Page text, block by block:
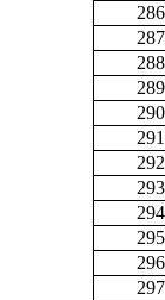
286
287
288
289
290
291
292
293
294
295
296
297